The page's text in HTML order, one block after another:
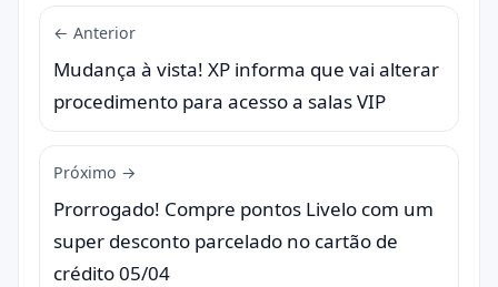
← Anterior
Mudança à vista! XP informa que vai alterar
procedimento para acesso a salas VIP
Próximo →
Prorrogado! Compre pontos Livelo com um
super desconto parcelado no cartão de
crédito 05/04